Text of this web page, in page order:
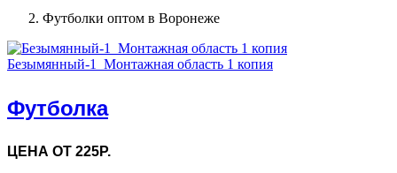
Футболки оптом в Воронеже
Безымянный-1_Монтажная область 1 копия
Футболка
ЦЕНА ОТ 225Р.